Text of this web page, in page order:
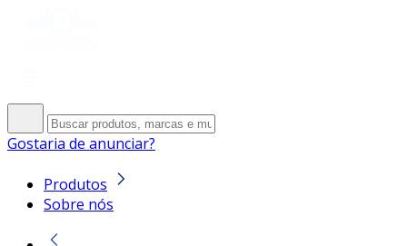
Gostaria de anunciar?
Produtos
Sobre nós